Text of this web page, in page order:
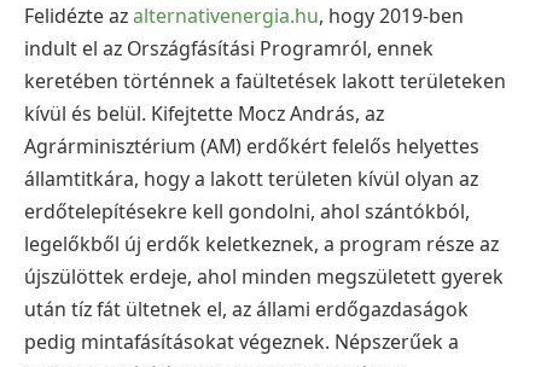
Felidézte azalternativenergia.hu, hogy 2019-ben
indult el az Országfásítási Programról, ennek
keretében történnek a faültetések lakott területeken
kívül és belül. Kifejtette Mocz András, az
Agrárminisztérium (AM) erdőkért felelős helyettes
államtitkára, hogy a lakott területen kívül olyan az
erdőtelepítésekre kell gondolni, ahol szántókból,
legelőkből új erdők keletkeznek, a program része az
újszülöttek erdeje, ahol minden megszületett gyerek
után tíz fát ültetnek el, az állami erdőgazdaságok
pedig mintafásításokat végeznek. Népszerűek a